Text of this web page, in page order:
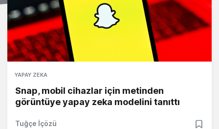
YAPAY ZEKA
Snap, mobil cihazlar için metinden
görüntüye yapay zeka modelini tanıttı
Tuğçe İçözü